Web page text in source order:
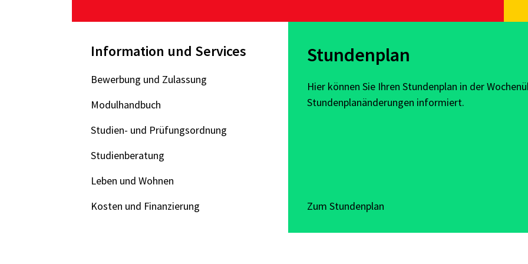
Information und Services
Bewerbung und Zulassung
Modulhandbuch
Studien- und Prüfungsordnung
Studienberatung
Leben und Wohnen
Kosten und Finanzierung
Stundenplan
Hier können Sie Ihren Stundenplan in der
Stundenplanänderungen informiert.
Zum Stundenplan